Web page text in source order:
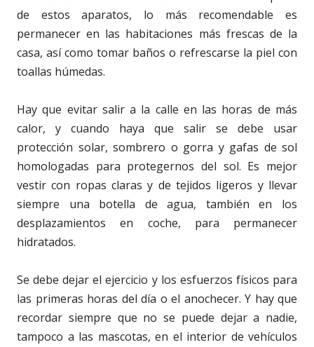
de estos aparatos, lo más recomendable es
permanecer en las habitaciones más frescas de la
casa, así como tomar baños o refrescarse la piel con
toallas húmedas.
Hay que evitar salir a la calle en las horas de más
calor, y cuando haya que salir se debe usar
protección solar, sombrero o gorra y gafas de sol
homologadas para protegernos del sol. Es mejor
vestir con ropas claras y de tejidos ligeros y llevar
siempre una botella de agua, también en los
desplazamientos en coche, para permanecer
hidratados.
Se debe dejar el ejercicio y los esfuerzos físicos para
las primeras horas del día o el anochecer. Y hay que
recordar siempre que no se puede dejar a nadie,
tampoco a las mascotas, en el interior de vehículos